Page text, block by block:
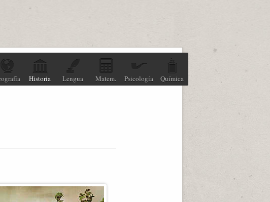
Historia Lengua Matem. Psicología Química